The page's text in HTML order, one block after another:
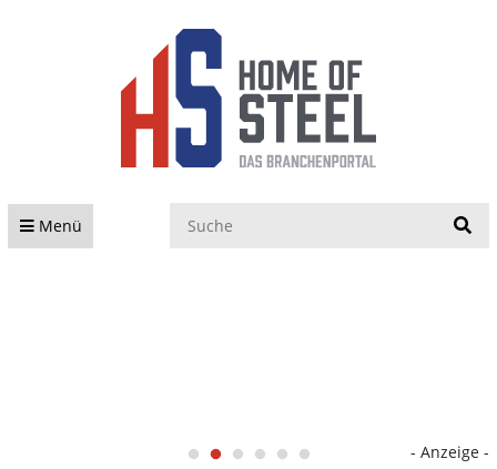
Menü
- Anzeige -